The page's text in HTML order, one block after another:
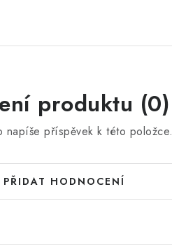
produktu (0)
napíše příspěvek k této položce.
PŘIDAT HODNOCENÍ